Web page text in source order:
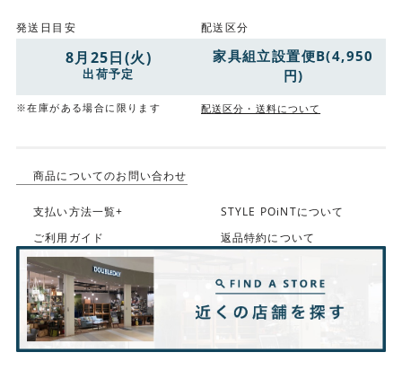
発送日目安
8月25日(火)
出荷予定
※在庫がある場合に限ります
配送区分
家具組立設置便B(4,950
円)
配送区分・送料について
商品についてのお問い合わせ
支払い方法一覧+
STYLE POiNTについて
ご利用ガイド
返品特約について